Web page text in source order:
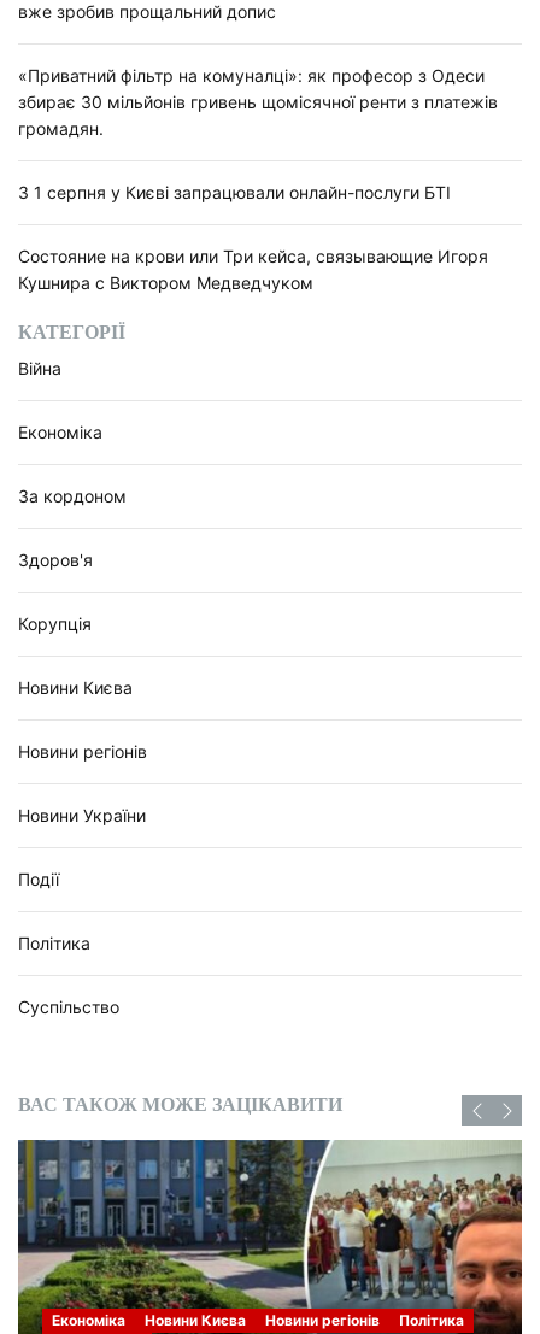
вже зробив прощальний допис
«Приватний фільтр на комуналці»: як професор з Одеси
збирає 30 мільйонів гривень щомісячної ренти з платежів
громадян.
З 1 серпня у Києві запрацювали онлайн-послуги БТІ
Состояние на крови или Три кейса, связывающие Игоря
Кушнира с Виктором Медведчуком
КАТЕГОРІЇ
Війна
Економіка
За кордоном
Здоров'я
Корупція
Новини Києва
Новини регіонів
Новини України
Події
Політика
Суспільство
ВАС ТАКОЖ МОЖЕ ЗАЦІКАВИТИ
Економіка Новини Києва Новини регіонів Політика